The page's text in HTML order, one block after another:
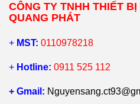
CÔNG TY TNHH THIẾT
QUANG PHÁT
+ MST: 0110978218
+ Hotline: 0911 525 112
+ Gmail: